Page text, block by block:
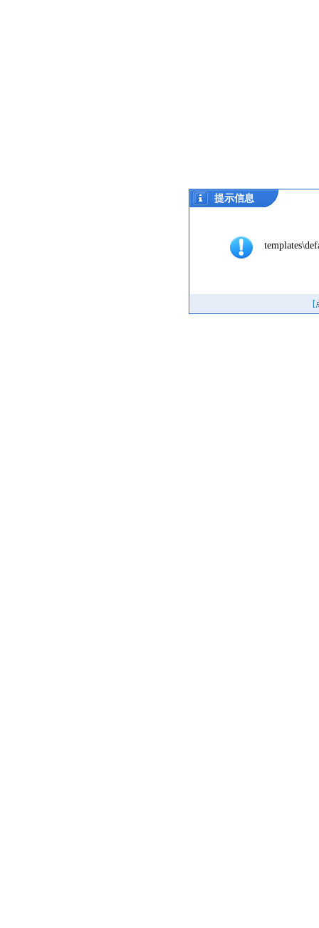
提示信息
[